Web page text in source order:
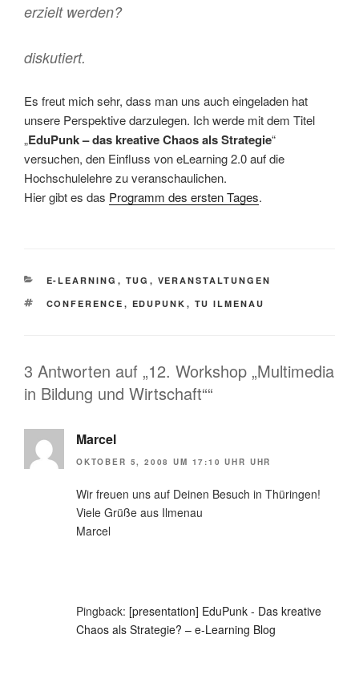
erzielt werden?
diskutiert.
Es freut mich sehr, dass man uns auch eingeladen hat
unsere Perspektive darzulegen. Ich werde mit dem Titel
„EduPunk – das kreative Chaos als Strategie“
versuchen, den Einfluss von eLearning 2.0 auf die
Hochschulelehre zu veranschaulichen.
Hier gibt es das Programm des ersten Tages.
KATEGORIEN
E-LEARNING , TUG , VERANSTALTUNGEN
SCHLAGWÖRTER
CONFERENCE , EDUPUNK , TU ILMENAU
3 Antworten auf „12. Workshop „Multimedia
in Bildung und Wirtschaft““
Marcel
OKTOBER 5, 2008 UM 17:10 UHR UHR
Wir freuen uns auf Deinen Besuch in Thüringen!
Viele Grüße aus Ilmenau
Marcel
Pingback: [presentation] EduPunk - Das kreative
Chaos als Strategie? – e-Learning Blog